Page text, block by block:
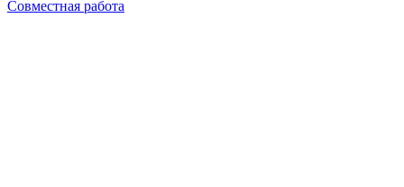
Совместная работа